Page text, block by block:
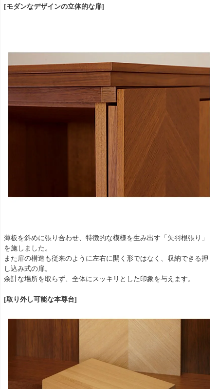
[モダンなデザインの立体的な扉]
薄板を斜めに張り合わせ、特徴的な模様を生み出す「矢羽根張り」
を施しました。
また扉の構造も従来のように左右に開く形ではなく、収納できる押
し込み式の扉。
余計な場所を取らず、全体にスッキリとした印象を与えます。
[取り外し可能な本尊台]